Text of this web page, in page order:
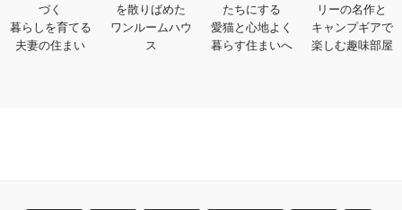
づく
暮らしを育てる
夫妻の住まい
を散りばめた
ワンルームハウ
ス
たちにする
愛猫と心地よく
暮らす住まいへ
リーの名作と
キャンプギアで
楽しむ趣味部屋